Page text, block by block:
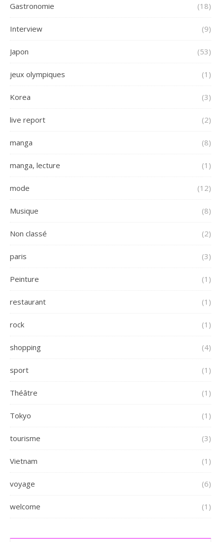
Gastronomie (18)
Interview (9)
Japon (53)
jeux olympiques (1)
Korea (3)
live report (2)
manga (8)
manga, lecture (1)
mode (12)
Musique (8)
Non classé (2)
paris (3)
Peinture (1)
restaurant (1)
rock (1)
shopping (4)
sport (1)
Théâtre (1)
Tokyo (1)
tourisme (3)
Vietnam (1)
voyage (6)
welcome (1)